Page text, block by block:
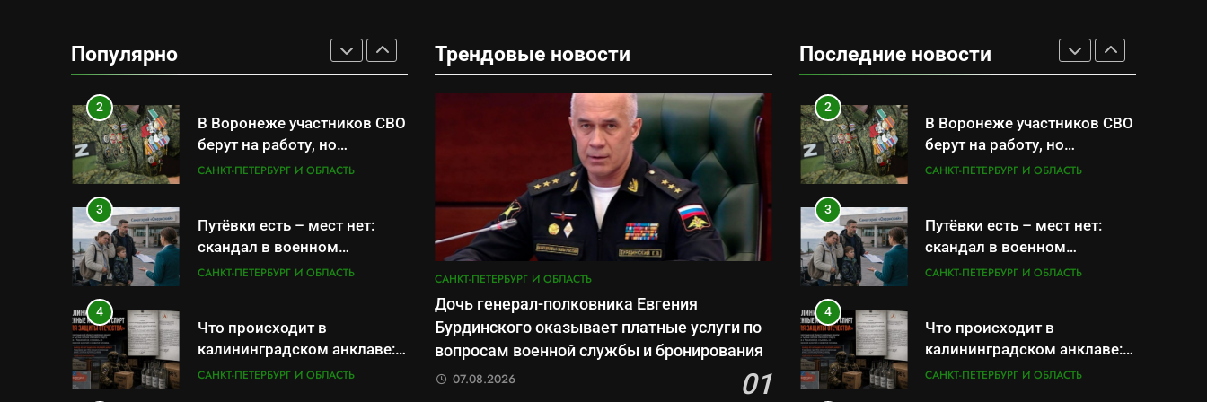
Популярно
складам Wildberries?
Евгения Бурдинского
оказывает платные услуги
2
В Воронеже участников СВО
берут на работу, но
удержаться удаётся не всем
САНКТ-ПЕТЕРБУРГ И ОБЛАСТЬ
3
Путёвки есть – мест нет:
скандал в военном
санатории Владивостока
САНКТ-ПЕТЕРБУРГ И ОБЛАСТЬ
4
Что происходит в
калининградском анклаве:
военные изымают спирт
САНКТ-ПЕТЕРБУРГ И ОБЛАСТЬ
Трендовые новости
САНКТ-ПЕТЕРБУРГ И ОБЛАСТЬ
Дочь генерал-полковника Евгения
Бурдинского оказывает платные услуги по
вопросам военной службы и бронирования
01
07.08.2026
Последние новости
складам Wildberries?
Евгения Бурдинского
оказывает платные услуги
2
В Воронеже участников СВО
берут на работу, но
удержаться удаётся не всем
САНКТ-ПЕТЕРБУРГ И ОБЛАСТЬ
3
Путёвки есть – мест нет:
скандал в военном
санатории Владивостока
САНКТ-ПЕТЕРБУРГ И ОБЛАСТЬ
4
Что происходит в
калининградском анклаве:
военные изымают спирт
САНКТ-ПЕТЕРБУРГ И ОБЛАСТЬ